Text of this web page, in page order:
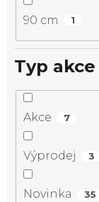
90 cm 1
Typ akce
Akce 7
Výprodej 3
Novinka 35